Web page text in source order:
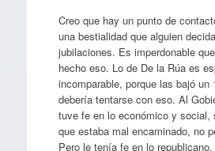
Creo que hay un punto de
una bestialidad que alguien
jubilaciones. Es imperdonable
hecho eso. Lo de De la Rúa es
incomparable, porque las bajó un
debería tentarse con eso. Al
tuve fe en lo económico y social,
que estaba mal encaminado, no
Pero le tenía fe en lo